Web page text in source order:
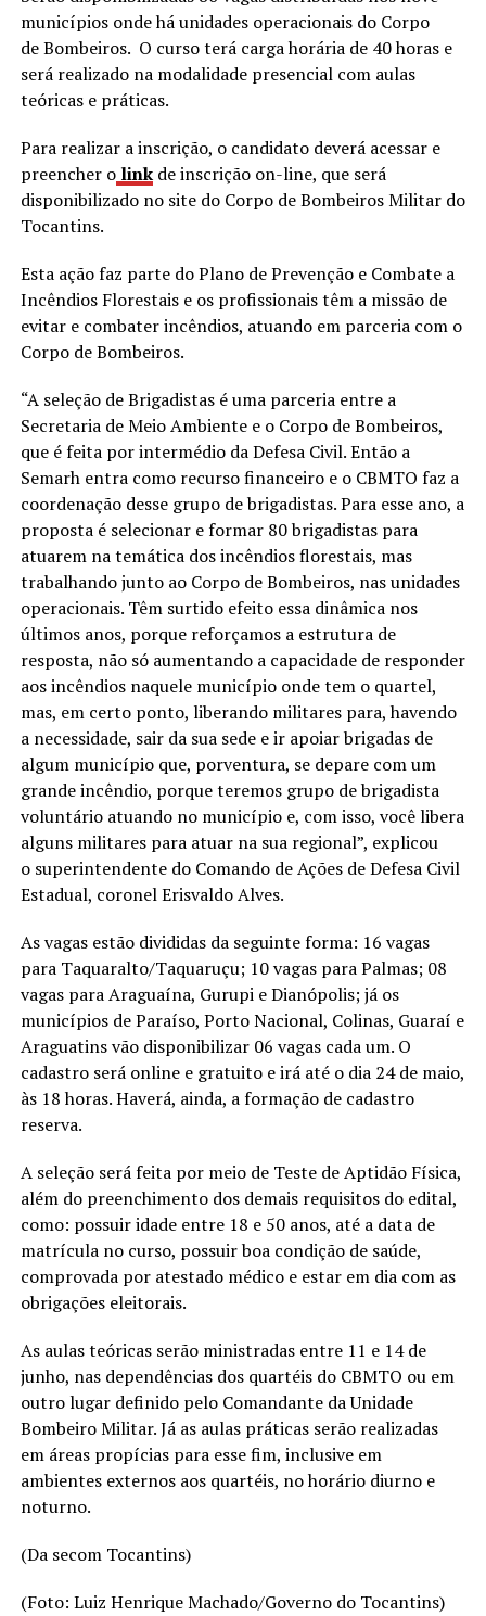
municípios onde há unidades operacionais do Corpo
de Bombeiros. O curso terá carga horária de 40 horas e
será realizado na modalidade presencial com aulas
teóricas e práticas.
Para realizar a inscrição, o candidato deverá acessar e
preencher o linkde inscrição on-line, que será
disponibilizado no site do Corpo de Bombeiros Militar do
Tocantins.
Esta ação faz parte do Plano de Prevenção e Combate a
Incêndios Florestais e os profissionais têm a missão de
evitar e combater incêndios, atuando em parceria com o
Corpo de Bombeiros.
“A seleção de Brigadistas é uma parceria entre a
Secretaria de Meio Ambiente e o Corpo de Bombeiros,
que é feita por intermédio da Defesa Civil. Então a
Semarh entra como recurso financeiro e o CBMTO faz a
coordenação desse grupo de brigadistas. Para esse ano, a
proposta é selecionar e formar 80 brigadistas para
atuarem na temática dos incêndios florestais, mas
trabalhando junto ao Corpo de Bombeiros, nas unidades
operacionais. Têm surtido efeito essa dinâmica nos
últimos anos, porque reforçamos a estrutura de
resposta, não só aumentando a capacidade de responder
aos incêndios naquele município onde tem o quartel,
mas, em certo ponto, liberando militares para, havendo
a necessidade, sair da sua sede e ir apoiar brigadas de
algum município que, porventura, se depare com um
grande incêndio, porque teremos grupo de brigadista
voluntário atuando no município e, com isso, você libera
alguns militares para atuar na sua regional”, explicou
o superintendente do Comando de Ações de Defesa Civil
Estadual, coronel Erisvaldo Alves.
As vagas estão divididas da seguinte forma: 16 vagas
para Taquaralto/Taquaruçu; 10 vagas para Palmas; 08
vagas para Araguaína, Gurupi e Dianópolis; já os
municípios de Paraíso, Porto Nacional, Colinas, Guaraí e
Araguatins vão disponibilizar 06 vagas cada um. O
cadastro será online e gratuito e irá até o dia 24 de maio,
às 18 horas. Haverá, ainda, a formação de cadastro
reserva.
A seleção será feita por meio de Teste de Aptidão Física,
além do preenchimento dos demais requisitos do edital,
como: possuir idade entre 18 e 50 anos, até a data de
matrícula no curso, possuir boa condição de saúde,
comprovada por atestado médico e estar em dia com as
obrigações eleitorais.
As aulas teóricas serão ministradas entre 11 e 14 de
junho, nas dependências dos quartéis do CBMTO ou em
outro lugar definido pelo Comandante da Unidade
Bombeiro Militar. Já as aulas práticas serão realizadas
em áreas propícias para esse fim, inclusive em
ambientes externos aos quartéis, no horário diurno e
noturno.
(Da secom Tocantins)
(Foto: Luiz Henrique Machado/Governo do Tocantins)